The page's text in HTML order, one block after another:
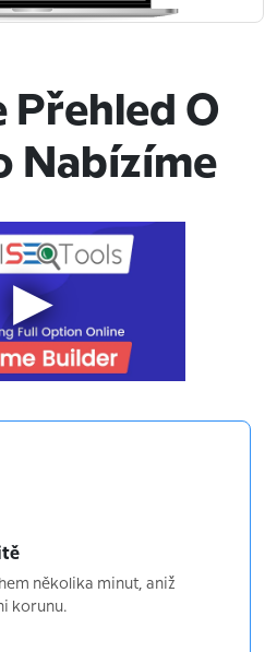
Přehled O
Nabízíme
několika minut, aniž
korunu.